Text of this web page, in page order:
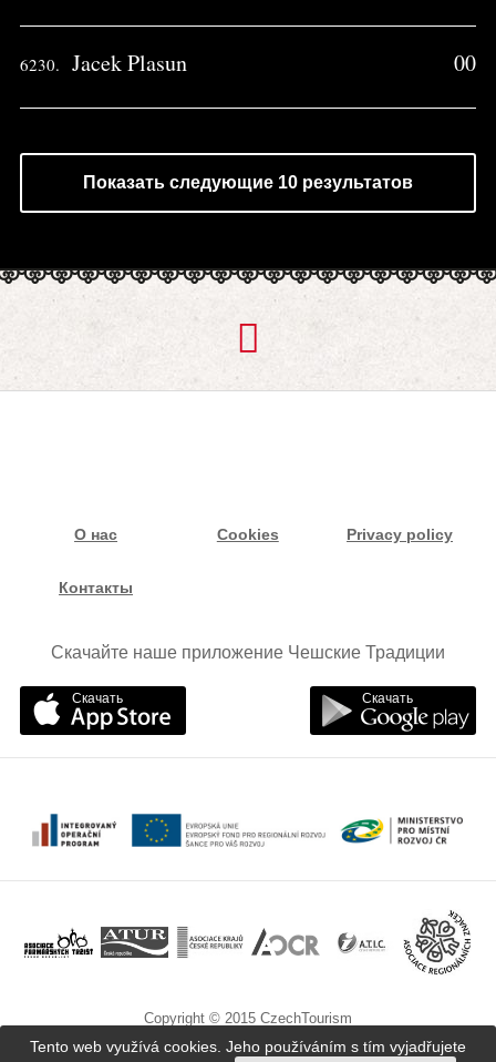
6230. Jacek Plasun 00
Показать следующие 10 результатов
О нас Cookies Privacy policy
Контакты
Скачайте наше приложение Чешские Традиции
Скачать Скачать
Copyright © 2015 CzechTourism
Tento web využívá cookies. Jeho používáním s tím vyjadřujete